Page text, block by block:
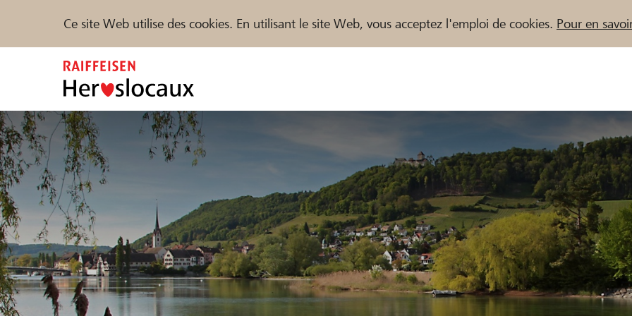
Ce site Web utilise des cookies. En utilisant le site Web, vous acceptez l'emploi de cookies. Pour en
Parrainer Soutien & assistance
Trouvez des projets et des organisations
DE FR IT